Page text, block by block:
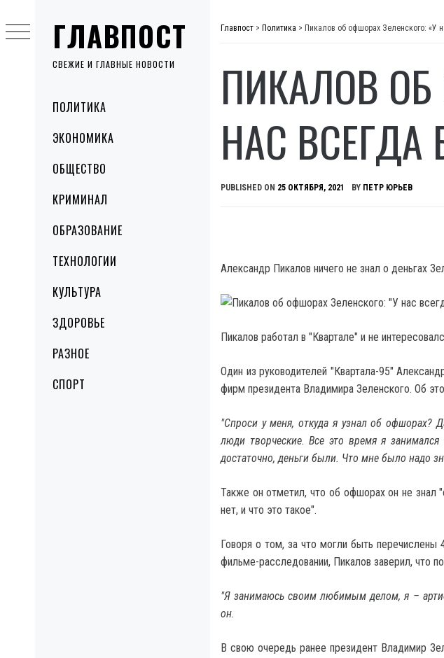
ГЛАВПОСТ
СВЕЖИЕ И ГЛАВНЫЕ НОВОСТИ
MenuПОЛИТИКА
ЭКОНОМИКА
ОБЩЕСТВО
КРИМИНАЛ
ОБРАЗОВАНИЕ
ТЕХНОЛОГИИ
КУЛЬТУРА
ЗДОРОВЬЕ
РАЗНОЕ
СПОРТ
to
content
Главпост > Политика > Пикалов об офшорах Зеленского: «У
ПИКАЛОВ
НАС ВСЕГДА
PUBLISHED ON 25 ОКТЯБРЯ, 2021 BY ПЕТР ЮРЬЕВ
Александр Пикалов ничего не знал о деньгах
Пикалов работал в "Квартале" и не
Один из руководителей "Квартала-95"
фирм президента Владимира Зеленского. Об
"Спроси у меня, откуда я узнал об офшорах?
люди творческие. Все это время я
достаточно, деньги были. Что мне было надо
Также он отметил, что об офшорах он не знал
нет, и что это такое".
Говоря о том, за что могли быть перечислены
фильме-расследовании, Пикалов заверил, что
"Я занимаюсь своим любимым делом, я –
он.
В свою очередь ранее президент Владимир